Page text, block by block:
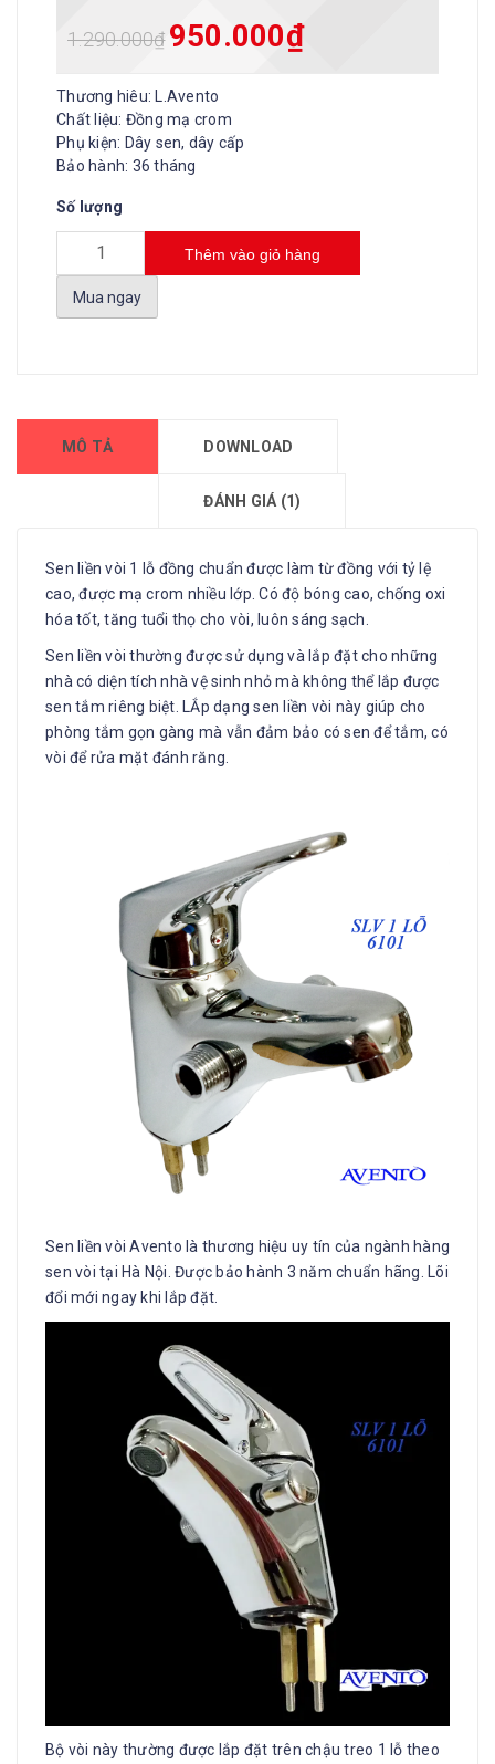
1.290.000₫ 950.000₫
Thương hiêu: L.Avento
Chất liệu: Đồng mạ crom
Phụ kiện: Dây sen, dây cấp
Bảo hành: 36 tháng
Số lượng
Thêm vào giỏ hàng
Mua ngay
MÔ TẢ DOWNLOAD
ĐÁNH GIÁ (1)
Sen liền vòi 1 lỗ đồng chuẩn được làm từ đồng với tỷ lệ
cao, được mạ crom nhiều lớp. Có độ bóng cao, chống oxi
hóa tốt, tăng tuổi thọ cho vòi, luôn sáng sạch.
Sen liền vòi thường được sử dụng và lắp đặt cho những
nhà có diện tích nhà vệ sinh nhỏ mà không thể lắp được
sen tắm riêng biệt. LẮp dạng sen liền vòi này giúp cho
phòng tắm gọn gàng mà vẫn đảm bảo có sen để tắm, có
vòi để rửa mặt đánh răng.
Sen liền vòi Avento là thương hiệu uy tín của ngành hàng
sen vòi tại Hà Nội. Được bảo hành 3 năm chuẩn hãng. Lõi
đổi mới ngay khi lắp đặt.
Bộ vòi này thường được lắp đặt trên chậu treo 1 lỗ theo